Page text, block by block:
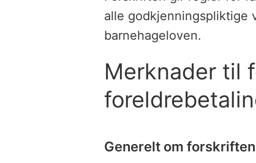
alle godkjenningspliktige
barnehageloven.
Merknader til
Generelt om